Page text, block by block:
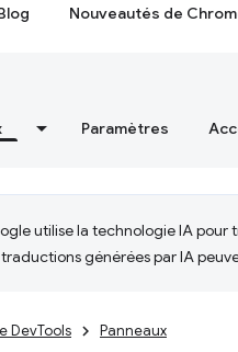
Nouveautés de
Paramètres
utilise la technologie IA pour
générées par IA
DevTools Panneaux